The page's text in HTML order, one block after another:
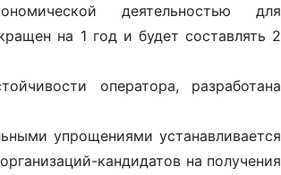
деятельностью для
на 1 год и будет составлять 2
оператора, разработана
упрощениями устанавливается
кандидатов на получения